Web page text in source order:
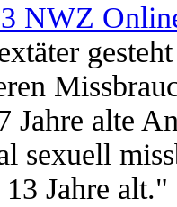
NWZ
Jahre alte
sexuell
Jahre alt."